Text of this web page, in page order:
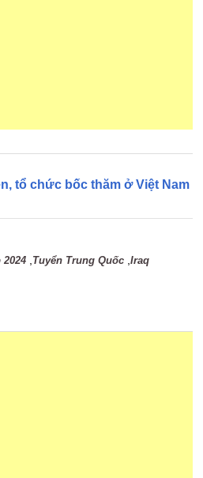
tổ chức bốc thăm ở Việt Nam
2024 Tuyển Trung Quốc ,Iraq